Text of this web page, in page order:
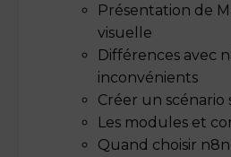
Présentation de
visuelle
Différences avec
inconvénients
Créer un scénario
Les modules et
Quand choisir n8n